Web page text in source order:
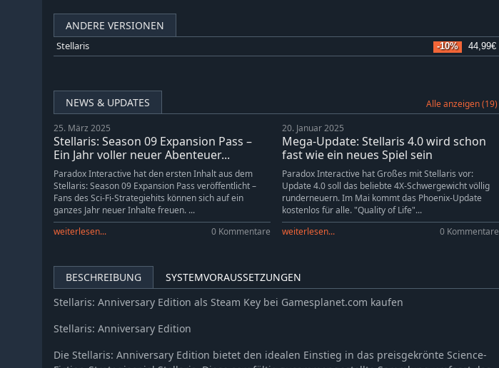
ANDERE VERSIONEN
Stellaris -10% 44,99€
NEWS & UPDATES Alle anzeigen (19)
25. März 2025
Stellaris: Season 09 Expansion Pass –
Ein Jahr voller neuer Abenteuer...
Paradox Interactive hat den ersten Inhalt aus dem
Stellaris: Season 09 Expansion Pass veröffentlicht –
Fans des Sci-Fi-Strategiehits können sich auf ein
ganzes Jahr neuer Inhalte freuen. ...
weiterlesen...
0 Kommentare
20. Januar 2025
Mega-Update: Stellaris 4.0 wird schon
fast wie ein neues Spiel sein
Paradox Interactive hat Großes mit Stellaris vor:
Update 4.0 soll das beliebte 4X-Schwergewicht völlig
runderneuern. Im Mai kommt das Phoenix-Update
kostenlos für alle. "Quality of Life"...
weiterlesen...
0 Kommentare
BESCHREIBUNG
SYSTEMVORAUSSETZUNGEN
Stellaris: Anniversary Edition als Steam Key bei Gamesplanet.com kaufen
Stellaris: Anniversary Edition
Die Stellaris: Anniversary Edition bietet den idealen Einstieg in das preisgekrönte Science-